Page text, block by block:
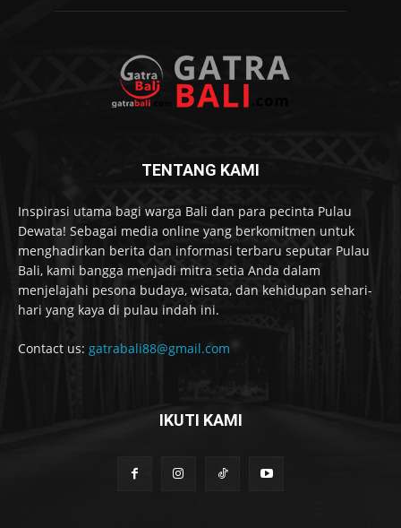
TENTANG KAMI
Inspirasi utama bagi warga Bali dan para pecinta Pulau
Dewata! Sebagai media online yang berkomitmen untuk
menghadirkan berita dan informasi terbaru seputar Pulau
Bali, kami bangga menjadi mitra setia Anda dalam
menjelajahi pesona budaya, wisata, dan kehidupan sehari-
hari yang kaya di pulau indah ini.
Contact us: gatrabali88@gmail.com
IKUTI KAMI